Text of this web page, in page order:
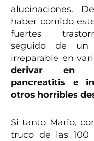
alucinaciones.
haber comido
fuertes
seguido de
irreparable en
derivar en
pancreatitis e
otros horribles
Si tanto Mario,
truco de las 100